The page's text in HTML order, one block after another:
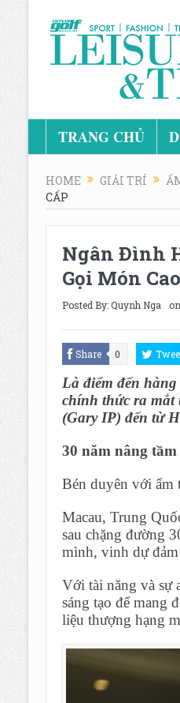
TRANG CHỦ
HOME GIẢI TRÍ
CẤP
Ngân Đình
Gọi Món
Posted By:Quynh Nga
Share 0
Là điểm đến
chính thức ra mắt
(Gary IP) đến từ
30 năm nâng
Bén duyên với ẩm
Macau, Trung
sau chặng đường
mình, vinh dự
Với tài năng và sự
sáng tạo để mang
liệu thượng hạng